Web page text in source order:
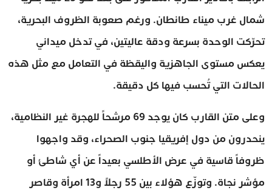
شمال غرب ميناء طانطان. ورغم صعوبة الظروف البحرية،
تحرّكت الوحدة بسرعة ودقة عاليتين، في تدخل ميداني
يعكس مستوى الجاهزية واليقظة في التعامل مع مثل هذه
الحالات التي تُحسب فيها كل دقيقة.
وعلى متن القارب كان يوجد 69 مرشحاً للهجرة غير النظامية،
ينحدرون من دول إفريقيا جنوب الصحراء، وقد واجهوا
ظروفاً قاسية في عرض الأطلسي بعيداً عن أي شاطئ أو
مؤشر نجاة. وتوزّع هؤلاء بين 55 رجلاً و13 امرأة وقاصر